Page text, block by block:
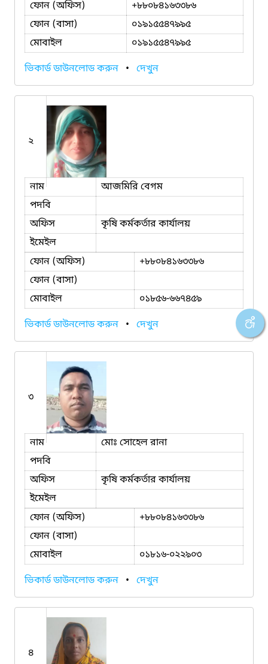
ফোন (অফিস)
+৮৮০৮৪১৬৩৩৮৬
ফোন (বাসা)
০১৯১৫৫৪৭৯৯৫
মোবাইল
০১৯১৫৫৪৭৯৯৫
ভিকার্ড ডাউনলোড করুন • দেখুন
২
নাম
আজমিরি বেগম
পদবি
অফিস
কৃষি কর্মকর্তার কার্যালয়
ইমেইল
ফোন (অফিস)
+৮৮০৮৪১৬৩৩৮৬
ফোন (বাসা)
মোবাইল
০১৮৫৬-৬৬৭৪৫৯
ভিকার্ড ডাউনলোড করুন • দেখুন
৩
নাম
মোঃ সোহেল রানা
পদবি
অফিস
কৃষি কর্মকর্তার কার্যালয়
ইমেইল
ফোন (অফিস)
+৮৮০৮৪১৬৩৩৮৬
ফোন (বাসা)
মোবাইল
০১৮১৬-০২২৯০৩
ভিকার্ড ডাউনলোড করুন • দেখুন
৪